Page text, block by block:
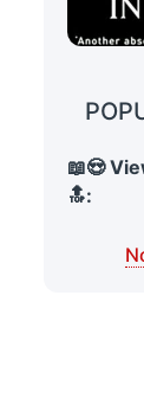
📖😍
🔝: